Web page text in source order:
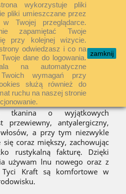
wykorzystuje pliki
pliki umieszczane przez
Twojej przeglądarce.
zapamiętać Twoje
przy kolejnej wizycie.
odwiedzasz i co na
dane do logowania.
na automatyczne
wymagań przy
służą również do
ruchu na naszej stronie
zamknij

widzi
o wyjątkowych
przewiewny, antyalergiczny,
a przy tym niezwykle
się coraz miększy, zachowując
rustykalną fakturę. Dzięki
używam lnu nowego oraz z
Tyci Kraft są komfortowe w